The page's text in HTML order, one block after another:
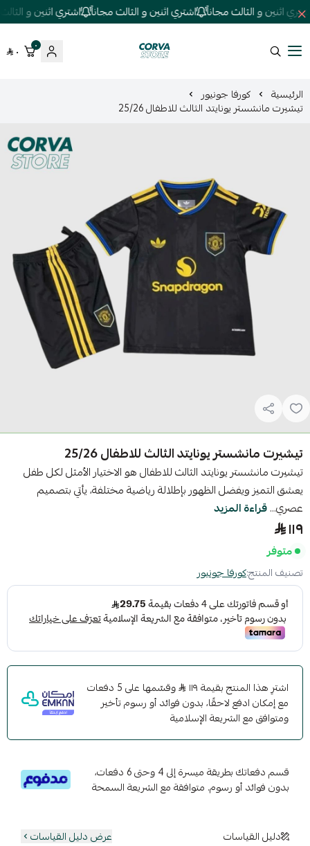
اثنين و الثالث مجاناً اشتري اثنين و الثالث مجاناً اشتري اثنين و الثالث
كورفا ستور
٠ ٠
الرئيسية كورفا جونيور
تيشيرت مانشستر يونايتد الثالث للاطفال 25/26
تيشيرت مانشستر يونايتد الثالث للاطفال 25/26
تيشيرت مانشستر يونايتد الثالث للاطفال هو الاختيار الأمثل لكل طفل
يعشق التميز ويفضل الظهور بإطلالة رياضية مختلفة، يأتي بتصميم
عصري...قراءة المزيد
١١٩
متوفر
تصنيف المنتج:كورفا جونيور
اشترِ هذا المنتج بقيمة ١١٩
وقسّمها على 5 دفعات
مع إمكان ادفع لاحقًا، بدون فوائد أو رسوم تأخير
ومتوافق مع الشريعة الإسلامية
قسم دفعاتك بطريقة ميسرة إلى 4 وحتى 6 دفعات،
بدون فوائد أو رسوم. متوافقة مع الشريعة السمحة
دليل القياسات عرض دليل القياسات